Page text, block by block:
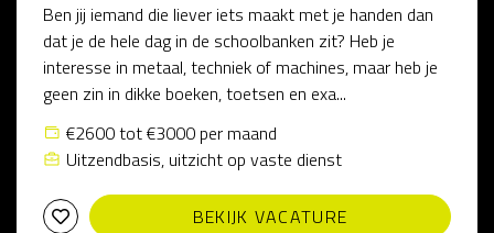
Ben jij iemand die liever iets maakt met je handen dan
dat je de hele dag in de schoolbanken zit? Heb je
interesse in metaal, techniek of machines, maar heb je
geen zin in dikke boeken, toetsen en exa...
€2600 tot €3000 per maand
Uitzendbasis, uitzicht op vaste dienst
BEKIJK VACATURE